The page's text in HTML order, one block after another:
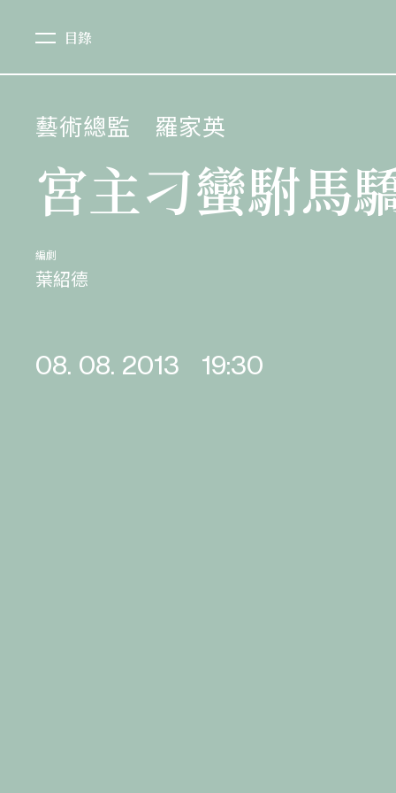
藝術總監 羅家英
宮主刁蠻駙馬
編劇
葉紹德
08. 08. 2013 19:30
目錄